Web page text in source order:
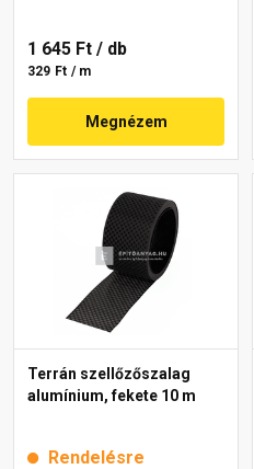
1 645 Ft / db
329 Ft / m
Megnézem
Terrán szellőzőszalag
alumínium, fekete 10 m
Rendelésre